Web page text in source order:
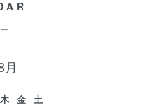
木 金
土